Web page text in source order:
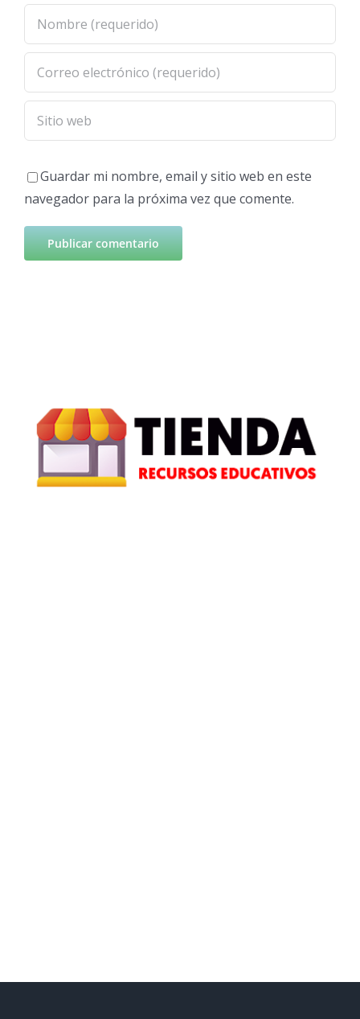
Guardar mi nombre, email y sitio web en este
navegador para la próxima vez que comente.